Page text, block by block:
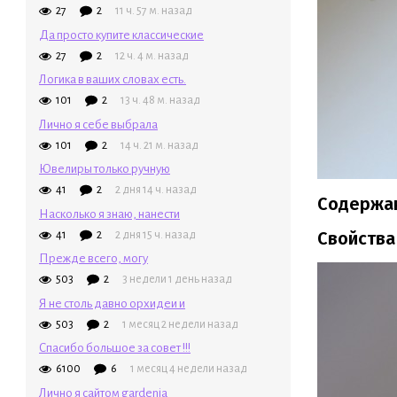
27 2 11 ч. 57 м. назад
Да просто купите классические
27 2 12 ч. 4 м. назад
Логика в ваших словах есть.
101 2 13 ч. 48 м. назад
Лично я себе выбрала
101 2 14 ч. 21 м. назад
Ювелиры только ручную
41 2 2 дня 14 ч. назад
Насколько я знаю, нанести
41 2 2 дня 15 ч. назад
Прежде всего, могу
503 2 3 недели 1 день назад
Я не столь давно орхидеи и
503 2 1 месяц 2 недели назад
Спасибо большое за совет !!!
6100 6 1 месяц 4 недели назад
Лично я сайтом gardenia
Свойства